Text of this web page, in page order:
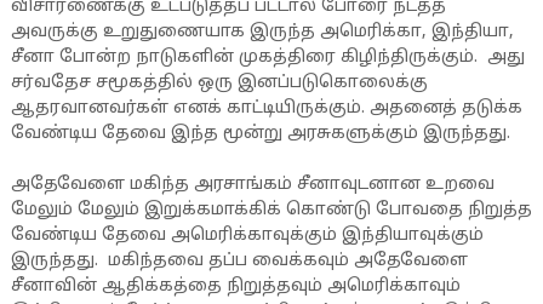
விசாரணைக்கு உட்படுத்தப் பட்டால் போரை நடத்த
அவருக்கு உறுதுணையாக இருந்த அமெரிக்கா, இந்தியா,
சீனா போன்ற நாடுகளின் முகத்திரை கிழிந்திருக்கும். அது
சர்வதேச சமூகத்தில் ஒரு இனப்படுகொலைக்கு
ஆதரவானவர்கள் எனக் காட்டியிருக்கும். அதனைத் தடுக்க
வேண்டிய தேவை இந்த மூன்று அரசுகளுக்கும் இருந்தது.
அதேவேளை மகிந்த அரசாங்கம் சீனாவுடனான உறவை
மேலும் மேலும் இறுக்கமாக்கிக் கொண்டு போவதை நிறுத்த
வேண்டிய தேவை அமெரிக்காவுக்கும் இந்தியாவுக்கும்
இருந்தது. மகிந்தவை தப்ப வைக்கவும் அதேவேளை
சீனாவின் ஆதிக்கத்தை நிறுத்தவும் அமெரிக்காவும்